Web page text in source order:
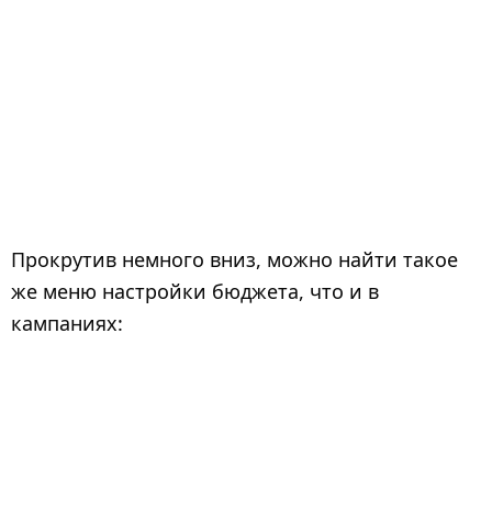
Прокрутив немного вниз, можно найти такое
же меню настройки бюджета, что и в
кампаниях: